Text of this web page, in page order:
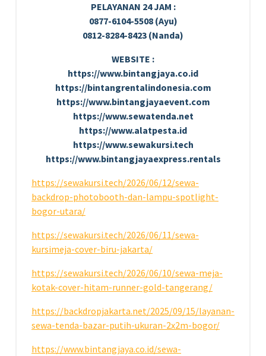
PELAYANAN 24 JAM :
0877-6104-5508 (Ayu)
0812-8284-8423 (Nanda)
WEBSITE :
https://www.bintangjaya.co.id
https://bintangrentalindonesia.com
https://www.bintangjayaevent.com
https://www.sewatenda.net
https://www.alatpesta.id
https://www.sewakursi.tech
https://www.bintangjayaexpress.rentals
https://sewakursi.tech/2026/06/12/sewa-
backdrop-photobooth-dan-lampu-spotlight-
bogor-utara/
https://sewakursi.tech/2026/06/11/sewa-
kursimeja-cover-biru-jakarta/
https://sewakursi.tech/2026/06/10/sewa-meja-
kotak-cover-hitam-runner-gold-tangerang/
https://backdropjakarta.net/2025/09/15/layanan-
sewa-tenda-bazar-putih-ukuran-2x2m-bogor/
https://www.bintangjaya.co.id/sewa-